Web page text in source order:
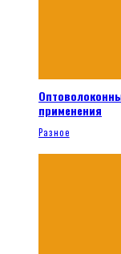
применения
Разное